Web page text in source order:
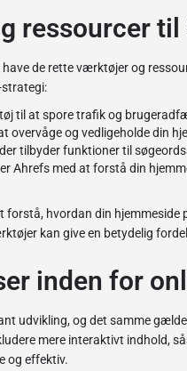
ressourcer til
de rette værktøjer og
strategi:
til at spore trafik og
overvåge og vedligeholde din
tilbyder funktioner til
Ahrefs med at forstå din
hvordan din hjemmeside
kan give en betydelig
inden for
udvikling, og det samme
mere interaktivt indhold,
og effektiv.